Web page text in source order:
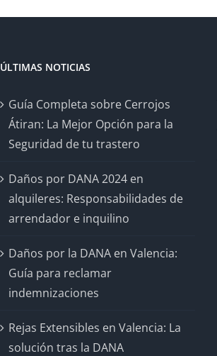
ÚLTIMAS NOTICIAS
Guía Completa sobre Cerrojos
Átiran: La Mejor Opción para la
Seguridad de tu trastero
Daños por DANA 2024 en
alquileres: Responsabilidades de
arrendador e inquilino
Daños por la DANA en Valencia:
Guía para reclamar
indemnizaciones
Rejas Extensibles en Valencia: La
solución tras la DANA